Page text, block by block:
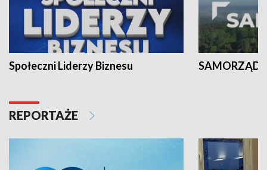
Społeczni Liderzy Biznesu SAMORZĄD
REPORTAŻE